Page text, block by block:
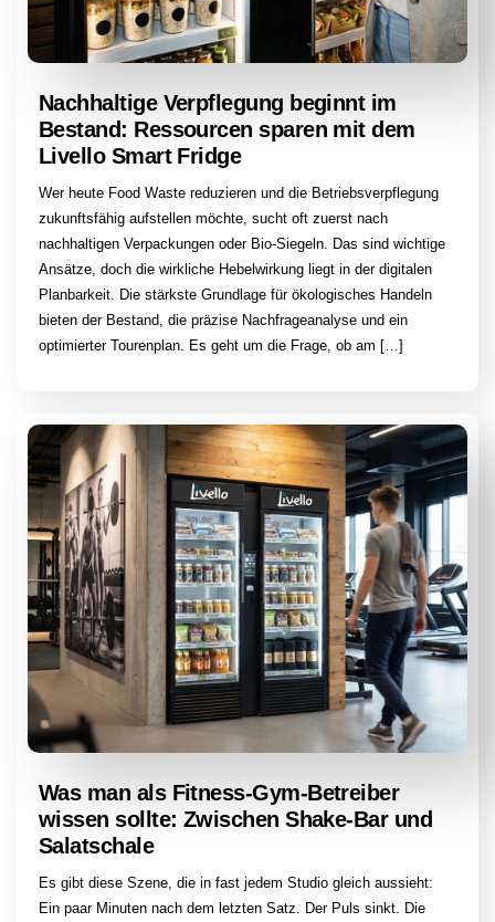
Nachhaltige Verpflegung beginnt im
Bestand: Ressourcen sparen mit dem
Livello Smart Fridge
Wer heute Food Waste reduzieren und die Betriebsverpflegung
zukunftsfähig aufstellen möchte, sucht oft zuerst nach
nachhaltigen Verpackungen oder Bio-Siegeln. Das sind wichtige
Ansätze, doch die wirkliche Hebelwirkung liegt in der digitalen
Planbarkeit. Die stärkste Grundlage für ökologisches Handeln
bieten der Bestand, die präzise Nachfrageanalyse und ein
optimierter Tourenplan. Es geht um die Frage, ob am […]
Was man als Fitness-Gym-Betreiber
wissen sollte: Zwischen Shake-Bar und
Salatschale
Es gibt diese Szene, die in fast jedem Studio gleich aussieht:
Ein paar Minuten nach dem letzten Satz. Der Puls sinkt. Die